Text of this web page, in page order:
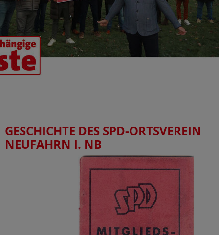
GESCHICHTE DES SPD-ORTSVEREIN
NEUFAHRN I. NB